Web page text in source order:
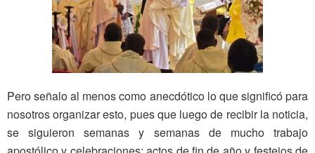
Pero señalo al menos como anecdótico lo que significó para
nosotros organizar esto, pues que luego de recibir la noticia,
se siguieron semanas y semanas de mucho trabajo